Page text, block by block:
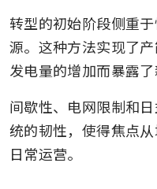
转型的初始阶段侧重
源。这种方法实现了
发电量的增加而暴露了
间歇性、电网限制和
统的韧性，使得焦点
日常运营。